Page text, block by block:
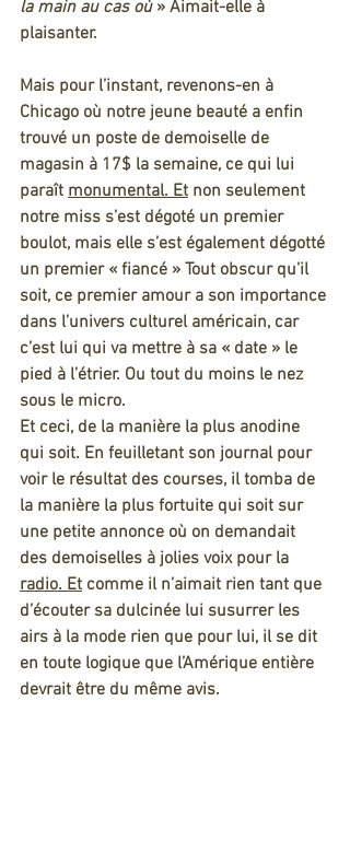
la main au cas où » Aimait-elle à
plaisanter.
Mais pour l’instant, revenons-en à
Chicago où notre jeune beauté a enfin
trouvé un poste de demoiselle de
magasin à 17$ la semaine, ce qui lui
paraît monumental. Et non seulement
notre miss s’est dégoté un premier
boulot, mais elle s’est également dégotté
un premier « fiancé » Tout obscur qu’il
soit, ce premier amour a son importance
dans l’univers culturel américain, car
c’est lui qui va mettre à sa « date » le
pied à l’étrier. Ou tout du moins le nez
sous le micro.
Et ceci, de la manière la plus anodine
qui soit. En feuilletant son journal pour
voir le résultat des courses, il tomba de
la manière la plus fortuite qui soit sur
une petite annonce où on demandait
des demoiselles à jolies voix pour la
radio. Et comme il n’aimait rien tant que
d’écouter sa dulcinée lui susurrer les
airs à la mode rien que pour lui, il se dit
en toute logique que l’Amérique entière
devrait être du même avis.